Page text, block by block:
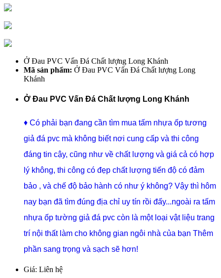
Ở Đau PVC Vấn Đá Chất lượng Long Khánh
Mã sản phẩm: Ở Đau PVC Vấn Đá Chất lượng Long
Khánh
Ở Đau PVC Vấn Đá Chất lượng Long Khánh
♦ Có phải bạn đang cần tìm mua tấm nhựa ốp tương
giả đá pvc mà không biết nơi cung cấp và thi công
đáng tin cậy, cũng như về chất lượng và giá cả có hợp
lý không, thi công có đẹp chất lượng tiến độ có đảm
bảo , và chế độ bảo hành có như ý không? Vậy thì hôm
nay bạn đã tìm đúng địa chỉ uy tín rồi đấy...ngoài ra tấm
nhựa ốp tường giả đá pvc còn là một loại vật liệu trang
trí nội thất làm cho không gian ngôi nhà của bạn Thêm
phần sang trọng và sạch sẽ hơn!
Giá: Liên hệ